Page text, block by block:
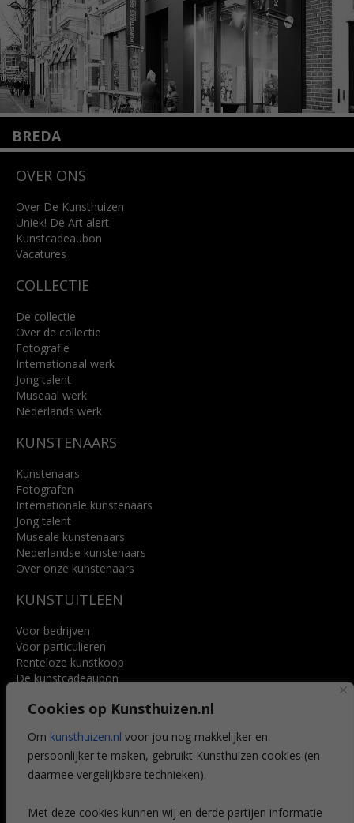
Cookies op Kunsthuizen.nl
Om kunsthuizen.nl voor jou nog makkelijker en
persoonlijker te maken, gebruikt Kunsthuizen cookies (en
daarmee vergelijkbare technieken).
Met deze cookies kunnen wij en derde partijen informatie
BREDA
4818 SB Breda
info@kunsthuisbreda.nl
Lees meer
OVER ONS
Over De Kunsthuizen
Uniek! De Art alert
Kunstcadeaubon
Vacatures
COLLECTIE
De collectie
Over de collectie
Fotografie
Internationaal werk
Jong talent
Museaal werk
Nederlands werk
KUNSTENAARS
Kunstenaars
Fotografen
Internationale kunstenaars
Jong talent
Museale kunstenaars
Nederlandse kunstenaars
Over onze kunstenaars
KUNSTUITLEEN
Voor bedrijven
Voor particulieren
Renteloze kunstkoop
De kunstcadeaubon
Voordelen
Veelgestelde vragen
CONTACT
Leiden